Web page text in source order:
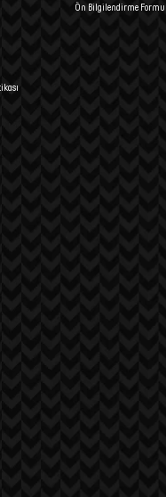
Ön Bilgilendirme Formu